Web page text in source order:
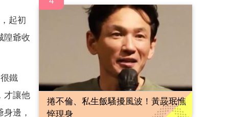
起初
隍爺收
鐵
才讓他
邊，
捲不倫、私生飯騷擾風波！黃晸珉憔
悴現身